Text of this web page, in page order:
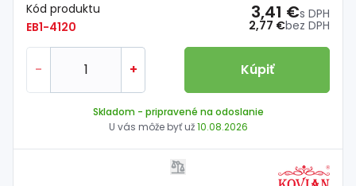
Kód produktu
EB1-4120
2,77 €bez DPH
3,41 €s DPH
- + Kúpiť
Skladom - pripravené na odoslanie
U vás môže byť už10.08.2026